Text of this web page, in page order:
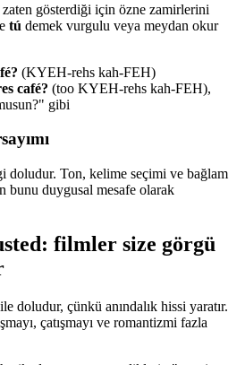
gösterdiği için özne zamirlerini
tú demek vurgulu veya meydan okur
(KYEH-rehs kah-FEH)
café? (too KYEH-rehs kah-FEH),
gibi
doludur. Ton, kelime seçimi ve bağlam
bunu duygusal mesafe olarak
filmler size görgü
doludur, çünkü anındalık hissi yaratır.
çatışmayı ve romantizmi fazla